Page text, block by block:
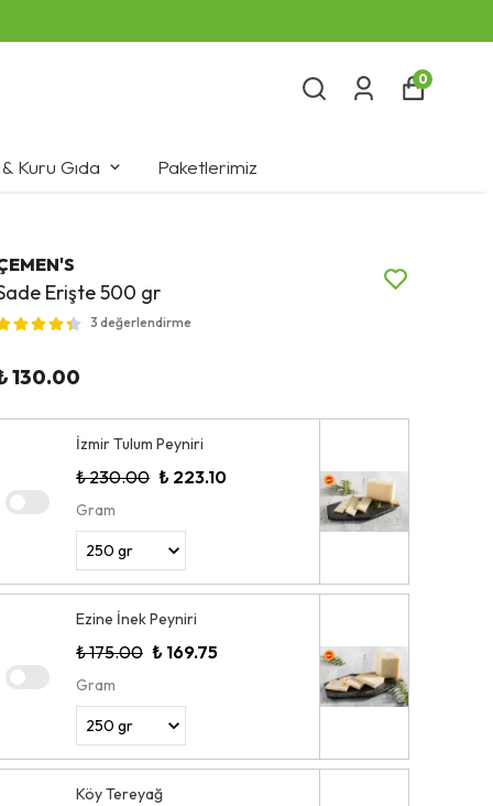
Kuru Gıda Paketlerimiz
0
Erişte 500 gr
3 değerlendirme
130.00
İzmir Tulum Peyniri
₺ 230.00 ₺ 223.10
Gram
Ezine İnek Peyniri
₺ 175.00 ₺ 169.75
Gram
Köy Tereyağ